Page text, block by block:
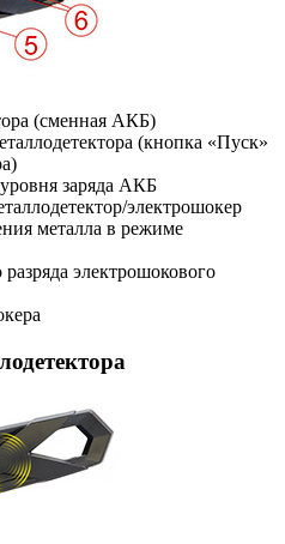
(сменная АКБ)
(кнопка «Пуск»
заряда АКБ
электрошокер
металла в режиме
электрошокового